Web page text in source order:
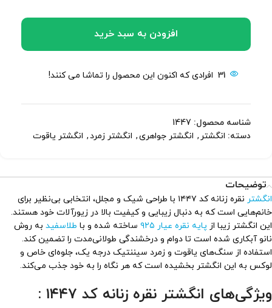
افزودن به سبد خرید
31 افرادی که اکنون این محصول را تماشا می کنند!
شناسه محصول: 1447
دسته: انگشتر , انگشتر جواهری, انگشتر زمرد, انگشتر یاقوت
توضیحات
انگشتر
نقره زنانه کد ۱۴۴۷ با طراحی شیک و مجلل، انتخابی بی‌نظیر برای
خانم‌هایی است که به دنبال زیبایی و کیفیت بالا در زیورآلات خود هستند.
این انگشتر زیبا از پایه نقره عیار ۹۲۵ ساخته شده و با طلاسفید به روش
نانو آبکاری شده است تا دوام و درخشندگی طولانی‌مدت را تضمین کند.
استفاده از سنگ‌های یاقوت و زمرد سیننتیک درجه یک، جلوه‌ای خاص و
لوکس به این انگشتر بخشیده است که هر نگاه را به خود جذب می‌کند.
ویژگی‌های انگشتر نقره زنانه کد ۱۴۴۷ :